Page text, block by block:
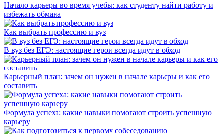
Начало карьеры во время учебы: как студенту найти работу и
избежать обмана
Как выбрать профессию и вуз
В вуз без ЕГЭ: настоящие герои всегда идут в обход
Карьерный план: зачем он нужен в начале карьеры и как его
составить
Формула успеха: какие навыки помогают строить успешную
карьеру